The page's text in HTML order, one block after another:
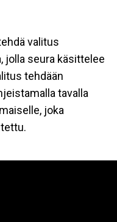
valitus
jolla seura käsittelee
tehdään
tavalla
joka